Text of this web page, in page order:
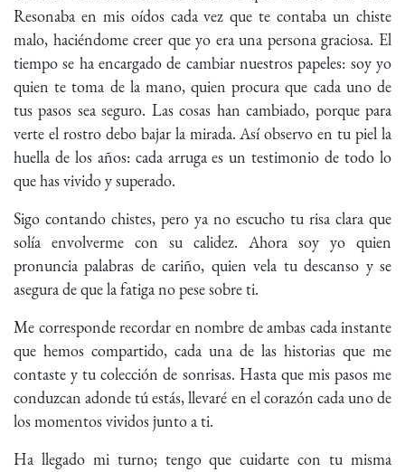
Resonaba en mis oídos cada vez que te contaba un chiste
malo, haciéndome creer que yo era una persona graciosa. El
tiempo se ha encargado de cambiar nuestros papeles: soy yo
quien te toma de la mano, quien procura que cada uno de
tus pasos sea seguro. Las cosas han cambiado, porque para
verte el rostro debo bajar la mirada. Así observo en tu piel la
huella de los años: cada arruga es un testimonio de todo lo
que has vivido y superado.
Sigo contando chistes, pero ya no escucho tu risa clara que
solía envolverme con su calidez. Ahora soy yo quien
pronuncia palabras de cariño, quien vela tu descanso y se
asegura de que la fatiga no pese sobre ti.
Me corresponde recordar en nombre de ambas cada instante
que hemos compartido, cada una de las historias que me
contaste y tu colección de sonrisas. Hasta que mis pasos me
conduzcan adonde tú estás, llevaré en el corazón cada uno de
los momentos vividos junto a ti.
Ha llegado mi turno; tengo que cuidarte con tu misma